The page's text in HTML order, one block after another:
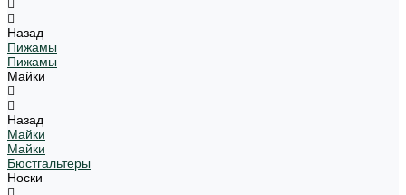
Назад
Пижамы
Пижамы
Майки
Назад
Майки
Майки
Бюстгальтеры
Носки